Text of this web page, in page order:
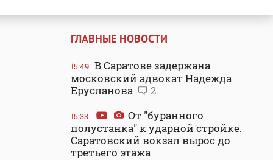
ГЛАВНЫЕ НОВОСТИ
15:49 В Саратове задержана
московский адвокат Надежда
Ерусланова
2
15:33
От "буранного
полустанка" к ударной стройке.
Саратовский вокзал вырос до
третьего этажа